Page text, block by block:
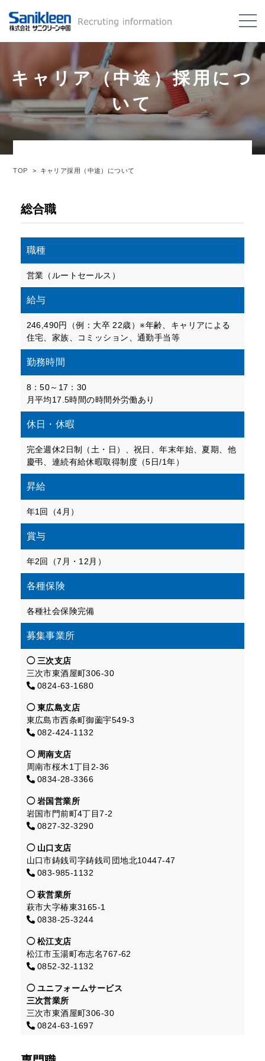
キャリア（中途）採用につ
いて
TOP キャリア採用（中途）について
総合職
職種
営業（ルートセールス）
給与
246,490円（例：大卒 22歳）※年齢、キャリアによる
住宅、家族、コミッション、通勤手当等
勤務時間
8：50～17：30
月平均17.5時間の時間外労働あり
休日・休暇
完全週休2日制（土・日）、祝日、年末年始、夏期、他
慶弔、連続有給休暇取得制度（5日/1年）
昇給
年1回（4月）
賞与
年2回（7月・12月）
各種保険
各種社会保険完備
募集事業所
三次支店
三次市東酒屋町306-30
0824-63-1680
東広島支店
東広島市西条町御薗宇549-3
082-424-1132
周南支店
周南市桜木1丁目2-36
0834-28-3366
岩国営業所
岩国市門前町4丁目7-2
0827-32-3290
山口支店
山口市鋳銭司字鋳銭司団地北10447-47
083-985-1132
萩営業所
萩市大字椿東3165-1
0838-25-3244
松江支店
松江市玉湯町布志名767-62
0852-32-1132
ユニフォームサービス
三次営業所
三次市東酒屋町306-30
0824-63-1697